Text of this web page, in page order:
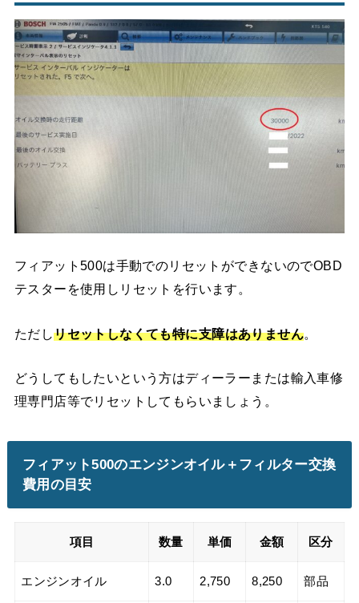
フィアット500は手動でのリセットができないのでOBD
テスターを使用しリセットを行います。
ただしリセットしなくても特に支障はありません。
どうしてもしたいという方はディーラーまたは輸入車修
理専門店等でリセットしてもらいましょう。
フィアット500のエンジンオイル＋フィルター交換
費用の目安
項目 数量 単価 金額 区分
エンジンオイル 3.0 2,750 8,250 部品